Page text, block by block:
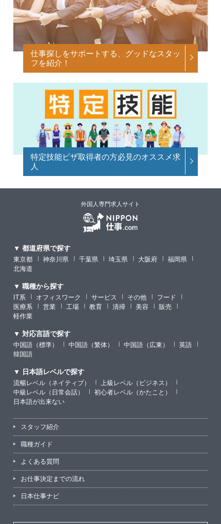
仕事探しをサポートする、グッドなスタッ
フを紹介！
特定技能ビザ取得者の方必見のオススメ求
人
外国人専門求人サイト
▼ 都道府県で探す
東京都 神奈川県 千葉県 埼玉県 大阪府
福岡県
北海道
▼ 職種から探す
IT系 オフィスワーク サービス その他
フード
医療系
営業 工場 教育 清掃 美容
販売
軽作業
▼ 対応言語で探す
中国語（標準） 中国語（繁体） 中国語（広東）
英語
韓国語
▼ 日本語レベルで探す
流暢レベル（ネイティブ）
上級レベル（ビジネス）
中級レベル（日常会話）
初心者レベル（かたこと）
日本語が出来ない
スタッフ紹介
職種ガイド
よくある質問
お仕事決定までの流れ
日本仕事ナビ